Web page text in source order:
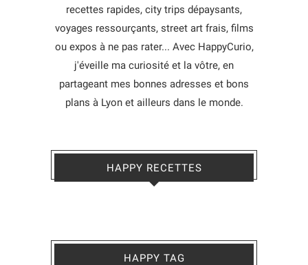
recettes rapides, city trips dépaysants,
voyages ressourçants, street art frais, films
ou expos à ne pas rater... Avec HappyCurio,
j'éveille ma curiosité et la vôtre, en
partageant mes bonnes adresses et bons
plans à Lyon et ailleurs dans le monde.
HAPPY RECETTES
HAPPY TAG